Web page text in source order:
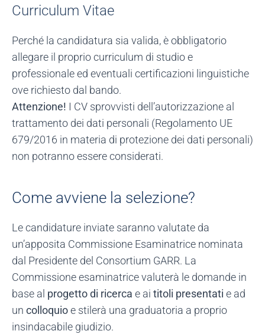
Curriculum Vitae
Perché la candidatura sia valida, è obbligatorio
allegare il proprio curriculum di studio e
professionale ed eventuali certificazioni linguistiche
ove richiesto dal bando.
Attenzione! I CV sprovvisti dell’autorizzazione al
trattamento dei dati personali (Regolamento UE
679/2016 in materia di protezione dei dati personali)
non potranno essere considerati.
Come avviene la selezione?
Le candidature inviate saranno valutate da
un’apposita Commissione Esaminatrice nominata
dal Presidente del Consortium GARR. La
Commissione esaminatrice valuterà le domande in
base al progetto di ricerca e ai titoli presentati e ad
un colloquioe stilerà una graduatoria a proprio
insindacabile giudizio.